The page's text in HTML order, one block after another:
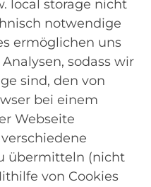
local storage nicht
notwendige
ermöglichen uns
sodass wir
sind, den von
bei einem
Webseite
übermitteln (nicht
von Cookies